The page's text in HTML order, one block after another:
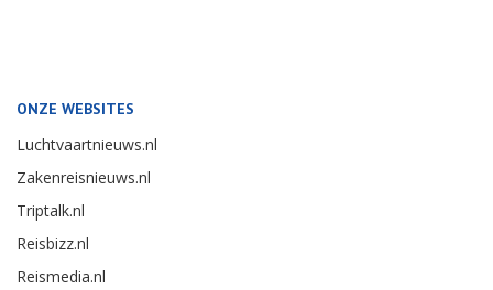
ONZE WEBSITES
Luchtvaartnieuws.nl
Zakenreisnieuws.nl
Triptalk.nl
Reisbizz.nl
Reismedia.nl